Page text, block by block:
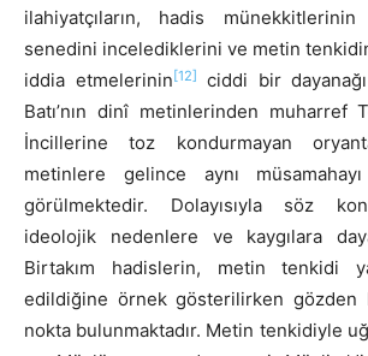
ilahiyatçıların, hadis
senedini incelediklerini ve metin
iddia etmelerinin[12]
ciddi bir dayanağı
Batı’nın dinî metinlerinden muharref
İncillerine toz kondurmayan
metinlere gelince aynı
görülmektedir. Dolayısıyla söz
ideolojik nedenlere ve kaygılara
Birtakım hadislerin, metin tenkidi
edildiğine örnek gösterilirken gözden
nokta bulunmaktadır. Metin tenkidiyle